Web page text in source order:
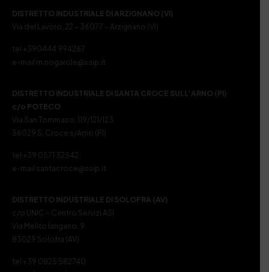
DISTRETTO INDUSTRIALE DI ARZIGNANO (VI)
Via del Lavoro, 22 – 36077 – Arzignano (VI)
tel +390444 994267
e-mail m.nogarole@ssip.it
DISTRETTO INDUSTRIALE DI SANTA CROCE SULL’ARNO (PI)
c/o POTECO
Via San Tommaso, 119/121/123
56029 S. Croce s/Arno (PI)
tel +39 0571 32542
e-mail santacroce@ssip.it
DISTRETTO INDUSTRIALE DI SOLOFRA (AV)
c/o UNIC – Centro Servizi ASI
Via Melito Iangano, 9
83029 Solofra (AV)
tel +39 0825 582740